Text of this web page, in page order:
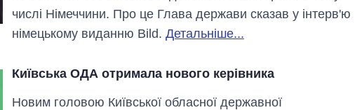
числі Німеччини. Про це Глава держави сказав у інтерв'ю
німецькому виданню Bild. Детальніше...
Київська ОДА отримала нового керівника
Новим головою Київської обласної державної